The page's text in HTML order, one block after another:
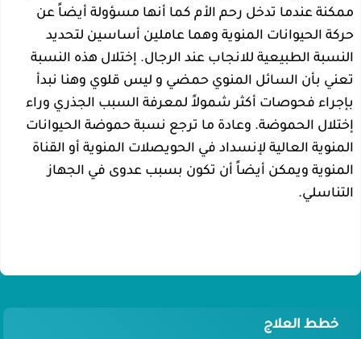
ممكنة عندما تدخل رحم الأم كما أنها مسؤولة أيضاً عن
حركة الحيوانات المنوية وهما عاملين أساسين لتحديد
النسبة الطبيعية للانجاب عند الرجال. إختلال هذه النسبة
تعني بأن السائل المنوي حمضي و ليس قلوي وهنا نبدأ
بإجراء فحوصات أكثر شمولاً لمعرفة السبب الجذري وراء
إختلال الحموضة. وعادة ما ترجع نسبة حموضة الحيوانات
المنوية العالية لإنسداد في الحويصلات المنوية أو القناة
المنوية ويمكن أيضاً أن تكون بسبب عدوى في الجهاز
التناسلي.
خطط العلاج